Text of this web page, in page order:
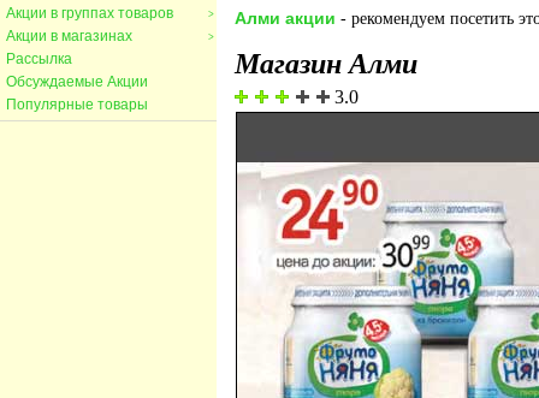
>
Акции в группах товаров
>
Акции в магазинах
Рассылка
Обсуждаемые Акции
Популярные товары
Алми акции - рекомендуем посетить
Магазин Алми
3.0